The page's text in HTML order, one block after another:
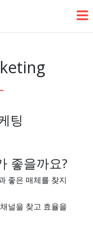
팅
좋을까요?
좋은 매체를 찾지
널을 찾고 효율을